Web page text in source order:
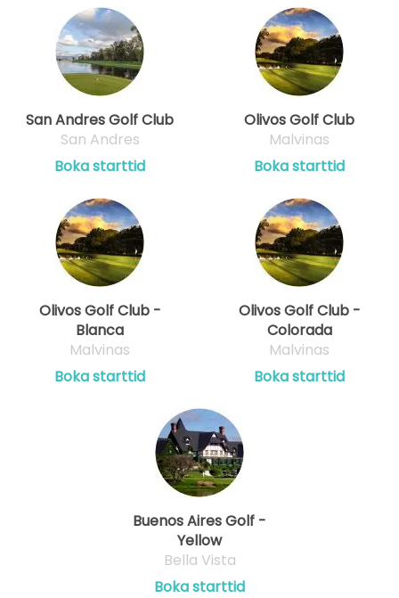
San Andres Golf Club
San Andres
Boka starttid
Olivos Golf Club
Malvinas
Boka starttid
Olivos Golf Club -
Blanca
Malvinas
Boka starttid
Olivos Golf Club -
Colorada
Malvinas
Boka starttid
Buenos Aires Golf -
Yellow
Bella Vista
Boka starttid